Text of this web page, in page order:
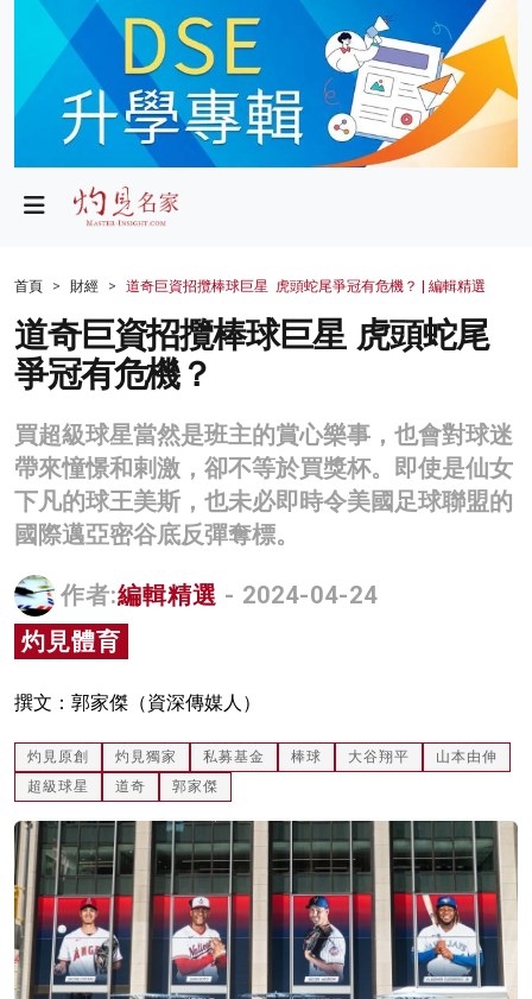
政局
財經
生活
健康
商業
科技
影片
灼見活動
關於我們
首頁 財經 道奇巨資招攬棒球巨星 虎頭蛇尾爭冠有危機？ | 編輯精選
道奇巨資招攬棒球巨星 虎頭蛇尾
爭冠有危機？
買超級球星當然是班主的賞心樂事，也會對球迷
帶來憧憬和剌激，卻不等於買獎杯。即使是仙女
下凡的球王美斯，也未必即時令美國足球聯盟的
國際邁亞密谷底反彈奪標。
作者:編輯精選 - 2024-04-24
灼見體育
撰文：郭家傑（資深傳媒人）
灼見原創 灼見獨家 私募基金 棒球 大谷翔平
山本由伸
超級球星
道奇 郭家傑